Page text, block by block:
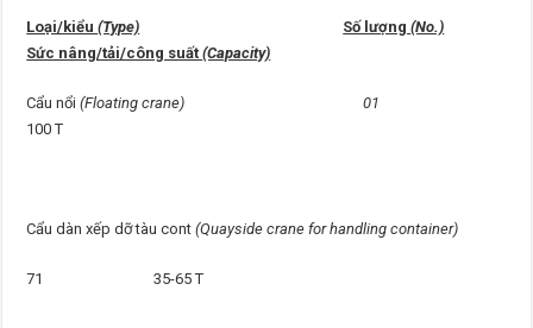
Loại/kiểu(Type) Số lượng(No.)
Sức nâng/tải/công suất(Capacity)
Cẩu nổi(Floating crane) 01
100 T
Cẩu dàn xếp dỡ tàu cont(Quayside crane for handling container)
71 35-65 T